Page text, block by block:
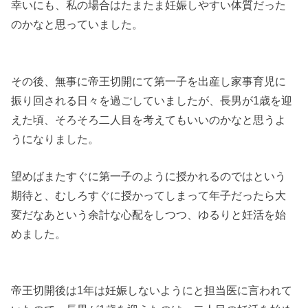
幸いにも、私の場合はたまたま妊娠しやすい体質だった
のかなと思っていました。
その後、無事に帝王切開にて第一子を出産し家事育児に
振り回される日々を過ごしていましたが、長男が1歳を迎
えた頃、そろそろ二人目を考えてもいいのかなと思うよ
うになりました。
望めばまたすぐに第一子のように授かれるのではという
期待と、むしろすぐに授かってしまって年子だったら大
変だなあという余計な心配をしつつ、ゆるりと妊活を始
めました。
帝王切開後は1年は妊娠しないようにと担当医に言われて